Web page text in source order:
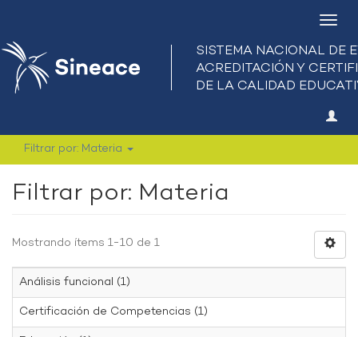
Filtrar por: Materia
Filtrar por: Materia
Mostrando ítems 1-10 de 1
Análisis funcional (1)
Certificación de Competencias (1)